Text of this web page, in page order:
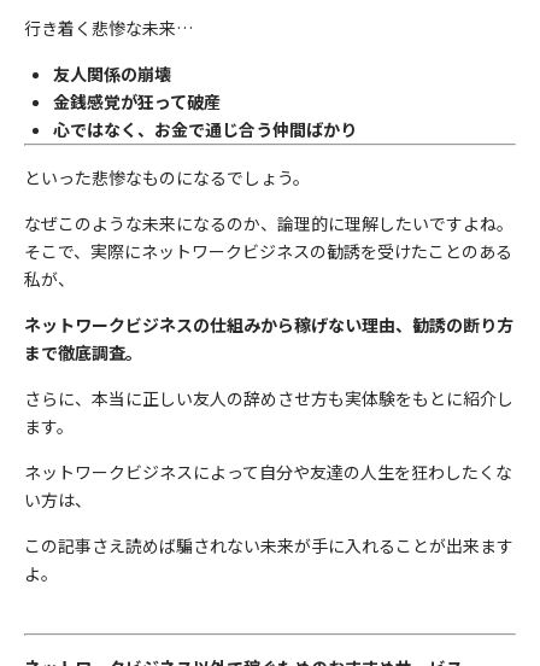
行き着く悲惨な未来…
友人関係の崩壊
金銭感覚が狂って破産
心ではなく、お金で通じ合う仲間ばかり
といった悲惨なものになるでしょう。
なぜこのような未来になるのか、論理的に理解したいですよね。
そこで、実際にネットワークビジネスの勧誘を受けたことのある
私が、
ネットワークビジネスの仕組みから稼げない理由、勧誘の断り方
まで徹底調査。
さらに、本当に正しい友人の辞めさせ方も実体験をもとに紹介し
ます。
ネットワークビジネスによって自分や友達の人生を狂わしたくな
い方は、
この記事さえ読めば騙されない未来が手に入れることが出来ます
よ。